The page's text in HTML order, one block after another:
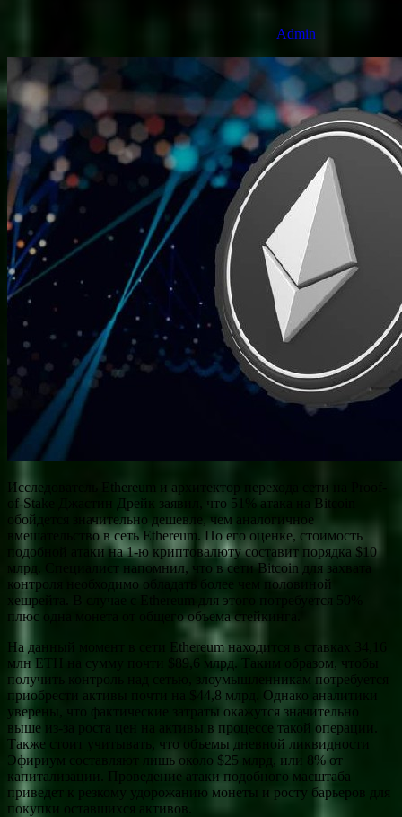
Admin
Исследователь Ethereum и архитектор перехода сети на Proof-
of-Stake Джастин Дрейк заявил, что 51% атака на Bitcoin
обойдется значительно дешевле, чем аналогичное
вмешательство в сеть Ethereum. По его оценке, стоимость
подобной атаки на 1-ю криптовалюту составит порядка $10
млрд. Специалист напомнил, что в сети Bitcoin для захвата
контроля необходимо обладать более чем половиной
хешрейта. В случае с Ethereum для этого потребуется 50%
плюс одна монета от общего объема стейкинга.
На данный момент в сети Ethereum находится в ставках 34,16
млн ETH на сумму почти $89,6 млрд. Таким образом, чтобы
получить контроль над сетью, злоумышленникам потребуется
приобрести активы почти на $44,8 млрд. Однако аналитики
уверены, что фактические затраты окажутся значительно
выше из-за роста цен на активы в процессе такой операции.
Также стоит учитывать, что объемы дневной ликвидности
Эфириум составляют лишь около $25 млрд, или 8% от
капитализации. Проведение атаки подобного масштаба
приведет к резкому удорожанию монеты и росту барьеров для
покупки оставшихся активов.